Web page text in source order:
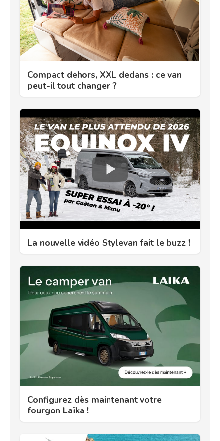
Compact dehors, XXL dedans : ce van
peut-il tout changer ?
La nouvelle vidéo Stylevan fait le buzz !
Configurez dès maintenant votre
fourgon Laïka !